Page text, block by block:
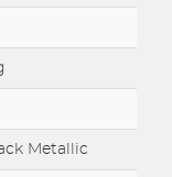
Metallic